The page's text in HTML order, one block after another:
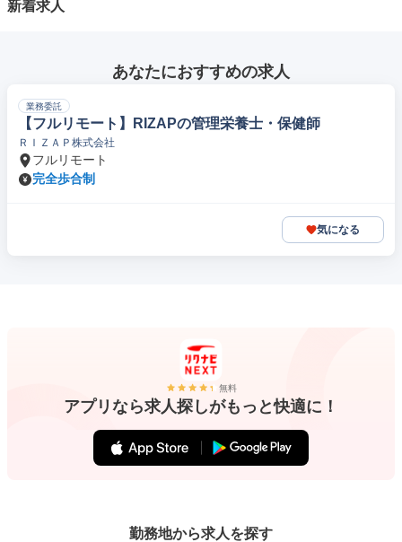
新着求人
あなたにおすすめの求人
業務委託
【フルリモート】RIZAPの管理栄養士・保健師
ＲＩＺＡＰ株式会社
フルリモート
完全歩合制
気になる
無料
アプリなら求人探しがもっと快適に！
勤務地から求人を探す